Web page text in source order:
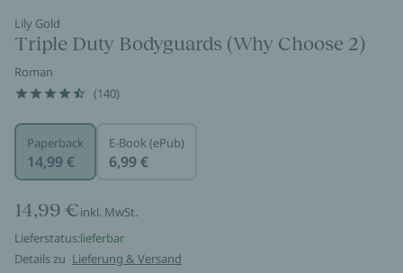
Lily Gold
Triple Duty Bodyguards (Why Choose 2)
Roman
(140)
Paperback
14,99 €
E-Book (ePub)
6,99 €
14,99 €inkl. MwSt.
Lieferstatus:lieferbar
Details zu Lieferung & Versand